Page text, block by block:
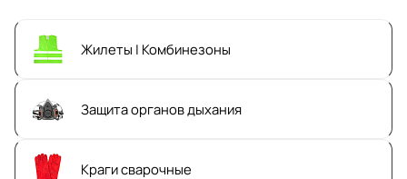
Жилеты | Комбинезоны
Защита органов дыхания
Краги сварочные